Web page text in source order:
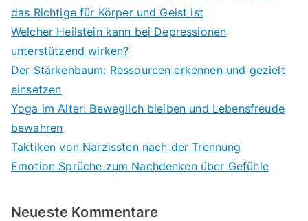
das Richtige für Körper und Geist ist
Welcher Heilstein kann bei Depressionen
unterstützend wirken?
Der Stärkenbaum: Ressourcen erkennen und gezielt
einsetzen
Yoga im Alter: Beweglich bleiben und Lebensfreude
bewahren
Taktiken von Narzissten nach der Trennung
Emotion Sprüche zum Nachdenken über Gefühle
Neueste Kommentare